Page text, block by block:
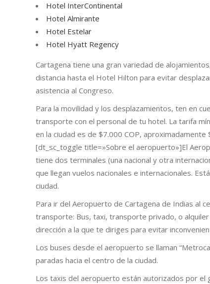
Hotel InterContinental
Hotel Almirante
Hotel Estelar
Hotel Hyatt Regency
Cartagena tiene una gran variedad de
distancia hasta el Hotel Hilton para evitar
asistencia al Congreso.
Para la movilidad y los desplazamientos, ten en
transporte con el personal de tu hotel. La tarifa
en la ciudad es de $7.000 COP,
[dt_sc_toggle title=»Sobre el aeropuerto»]El
tiene dos terminales (una nacional y otra
que llegan vuelos nacionales e internacionales.
ciudad.
Para ir del Aeropuerto de Cartagena de Indias al
transporte: Bus, taxi, transporte privado, o alquiler
dirección a la que te diriges para evitar
Los buses desde el aeropuerto se llaman
paradas hacia el centro de la ciudad.
Los taxis del aeropuerto están autorizados por el